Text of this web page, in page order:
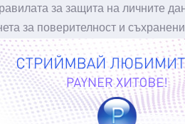
за защита на личните
за поверителност и